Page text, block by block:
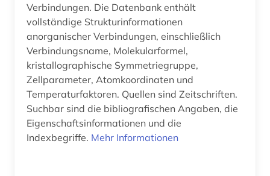
asien-pazifik (1)
astronomie (3)
astrophysik (1)
asyl (2)
atlas (13)
atmosphäre (1)
Verbindungen. Die Datenbank enthält
vollständige Strukturinformationen
anorganischer Verbindungen, einschließlich
Verbindungsname, Molekularformel,
kristallographische Symmetriegruppe,
Zellparameter, Atomkoordinaten und
Temperaturfaktoren. Quellen sind Zeitschriften.
Suchbar sind die bibliografischen Angaben, die
Eigenschaftsinformationen und die
Indexbegriffe. Mehr Informationen